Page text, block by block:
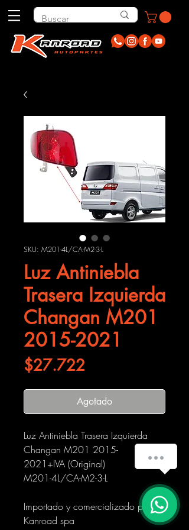
SKU: M201-4L/CA-M2-3-L
Luz Antiniebla
Trasera Izquierda
Changan M201
2015-2021
$27.722
Agotado
Luz Antiniebla Trasera Izquierda
Changan M201 2015-
2021+IVA (Original)
M201-4L/CA-M2-3-L
Importado y comercializado por
Kanroad spa